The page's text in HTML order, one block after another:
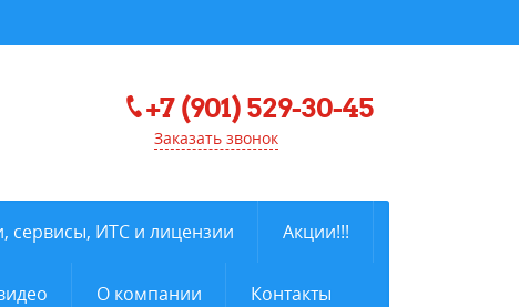
+7 (901) 529-30-45
Заказать звонок
сервисы, ИТС и лицензии Акции!!!
О компании Контакты